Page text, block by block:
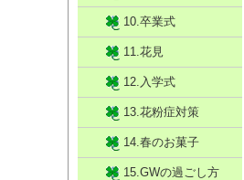
10.卒業式
11.花見
12.入学式
13.花粉症対策
14.春のお菓子
15.GWの過ごし方